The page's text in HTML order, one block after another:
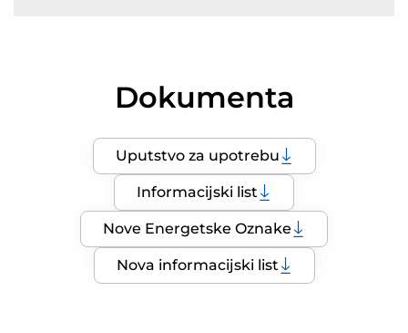
Dokumenta
Uputstvo za upotrebu
Informacijski list
Nove Energetske Oznake
Nova informacijski list